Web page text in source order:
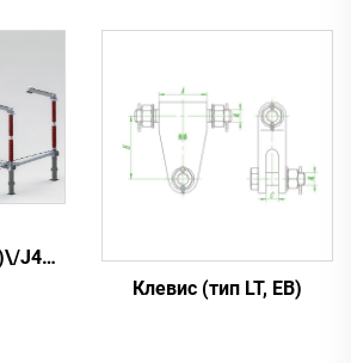
J4000-
Клевис (тип LT, EB)